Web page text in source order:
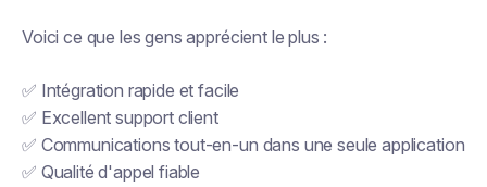
Voici ce que les gens apprécient le plus :
✅ Intégration rapide et facile
✅ Excellent support client
✅ Communications tout-en-un dans une seule application
✅ Qualité d'appel fiable